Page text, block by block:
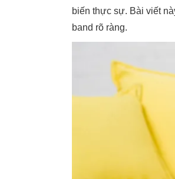
biến thực sự. Bài viết
band rõ ràng.